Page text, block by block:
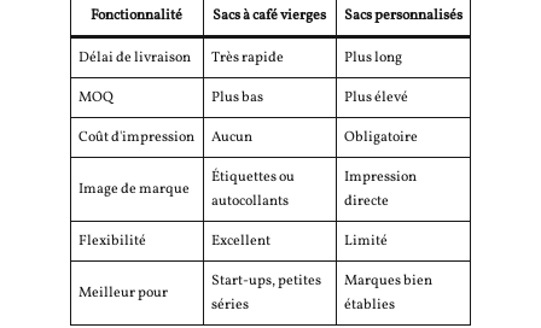
Fonctionnalité Sacs à café vierges Sacs personnalisés
Délai de livraison Très rapide Plus long
MOQ Plus bas Plus élevé
Coût d'impression Aucun Obligatoire
Image de marque
Étiquettes ou
autocollants
Impression
directe
Flexibilité Excellent Limité
Meilleur pour
Start-ups, petites
séries
Marques bien
établies